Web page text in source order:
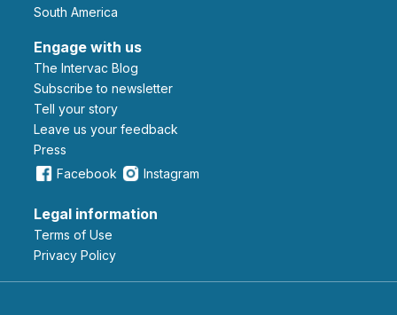
South America
Engage with us
The Intervac Blog
Subscribe to newsletter
Tell your story
leave us your feedback
Press
Facebook
Instagram
Legal information
Terms of Use
Privacy Policy